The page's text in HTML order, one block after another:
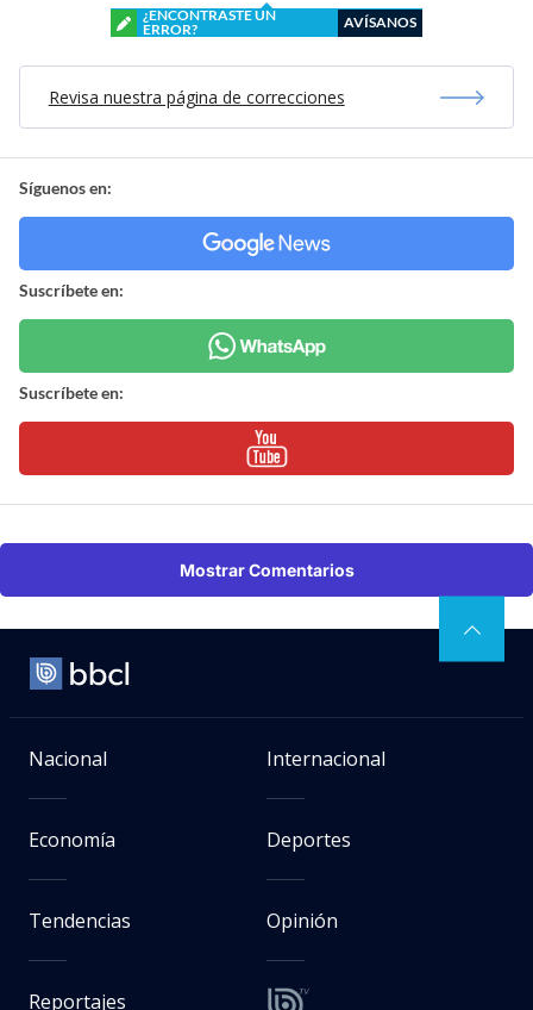
¿ENCONTRASTE UN
ERROR?
AVÍSANOS
Revisa nuestra página de correcciones
Síguenos en:
Suscríbete en:
Suscríbete en:
Mostrar Comentarios
Nacional Internacional
Economía Deportes
Tendencias Opinión
Reportajes